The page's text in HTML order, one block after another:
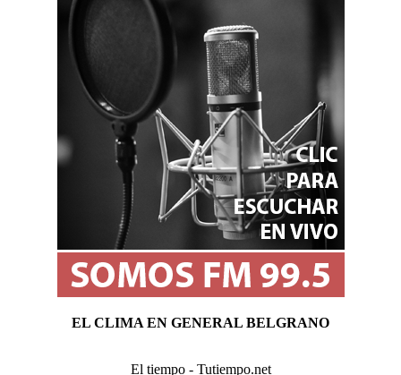
EL CLIMA EN GENERAL BELGRANO
El tiempo - Tutiempo.net